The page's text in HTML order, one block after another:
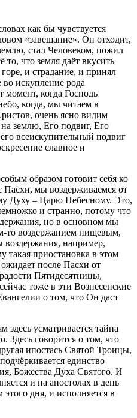
как бы чувствуется
«завещание». Он отходит,
стал Человеком, пожил
то, что земля даёт вкусить
и страдание, и принял
во искупление рода
момент, когда Господь
когда, мы читаем в
очень ясно видим
землю, Его подвиг, Его
всеискупительный подвиг
славное и
образом готовит себя ко
Пасхи, мы воздерживаемся от
Духу – Царю Небесному. Это,
и странно, потому что
но в основном мы
то воздержанием пищевым,
например,
такая приостановка в этом
после Пасхи от
Пятидесятницы,
тоже в эти Вознесенские
о том, что Он даст
здесь усматривается тайна
Здесь говорится о том, что
ипостась Святой Троицы,
единство
Божества Духа Святого. И
и на апостолах в день
дня, и исполняется в